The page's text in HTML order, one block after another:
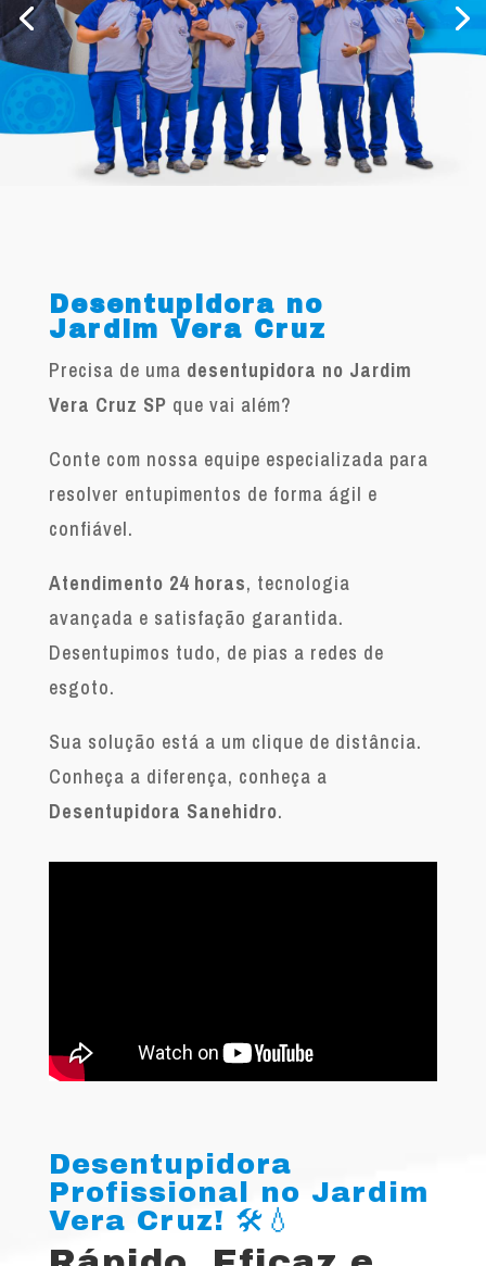
Desentupidora no
Jardim Vera Cruz
Precisa de uma desentupidora no Jardim
Vera Cruz SP que vai além?
Conte com nossa equipe especializada para
resolver entupimentos de forma ágil e
confiável.
Atendimento 24 horas, tecnologia
avançada e satisfação garantida.
Desentupimos tudo, de pias a redes de
esgoto.
Sua solução está a um clique de distância.
Conheça a diferença, conheça a
Desentupidora Sanehidro.
Desentupidora
Profissional no Jardim
Vera Cruz! 🛠️💧